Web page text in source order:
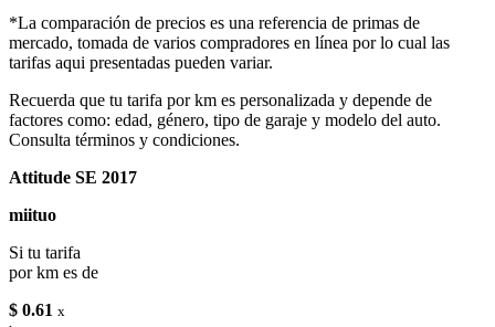
*La comparación de precios es una referencia de primas de
mercado, tomada de varios compradores en línea por lo cual las
tarifas aqui presentadas pueden variar.
Recuerda que tu tarifa por km es personalizada y depende de
factores como: edad, género, tipo de garaje y modelo del auto.
Consulta términos y condiciones.
Attitude SE 2017
miituo
Si tu tarifa
por km es de
$ 0.61 x